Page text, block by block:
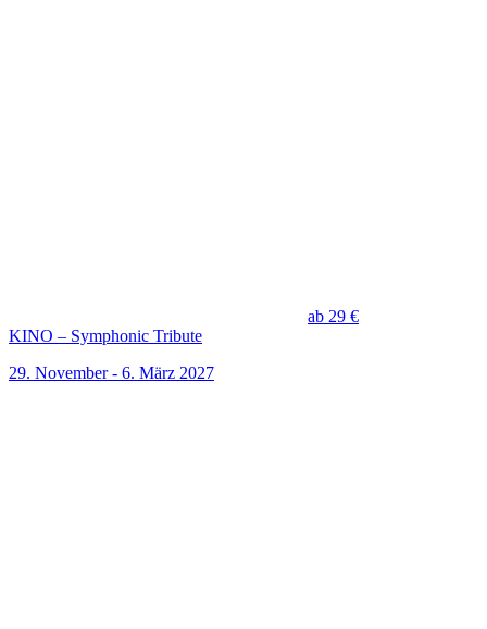
ab 29 €
KINO – Symphonic Tribute
29. November - 6. März 2027